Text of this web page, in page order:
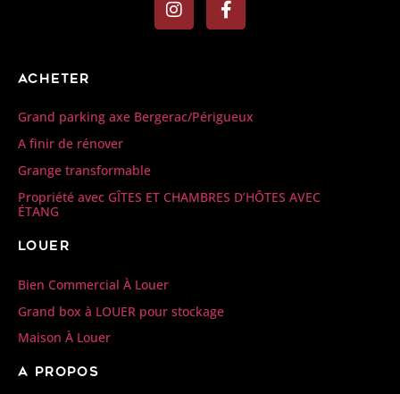
Acheter
Grand parking axe Bergerac/Périgueux
A finir de rénover
Grange transformable
Propriété avec GÎTES ET CHAMBRES D’HÔTES AVEC
ÉTANG
Louer
Bien Commercial À Louer
Grand box à LOUER pour stockage
Maison À Louer
A propos